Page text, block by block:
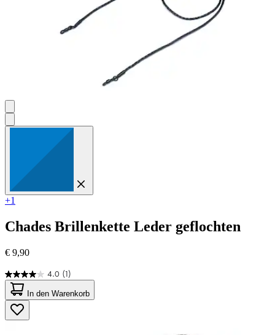
+1
Chades Brillenkette Leder geflochten
€ 9,90
4.0 (1)
4.0
von
5
Sternen.
1
In den Warenkorb